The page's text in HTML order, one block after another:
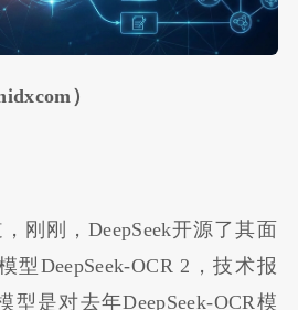
）
刚刚，DeepSeek开源了其面
型DeepSeek-OCR 2，技术报
是对去年DeepSeek-OCR模